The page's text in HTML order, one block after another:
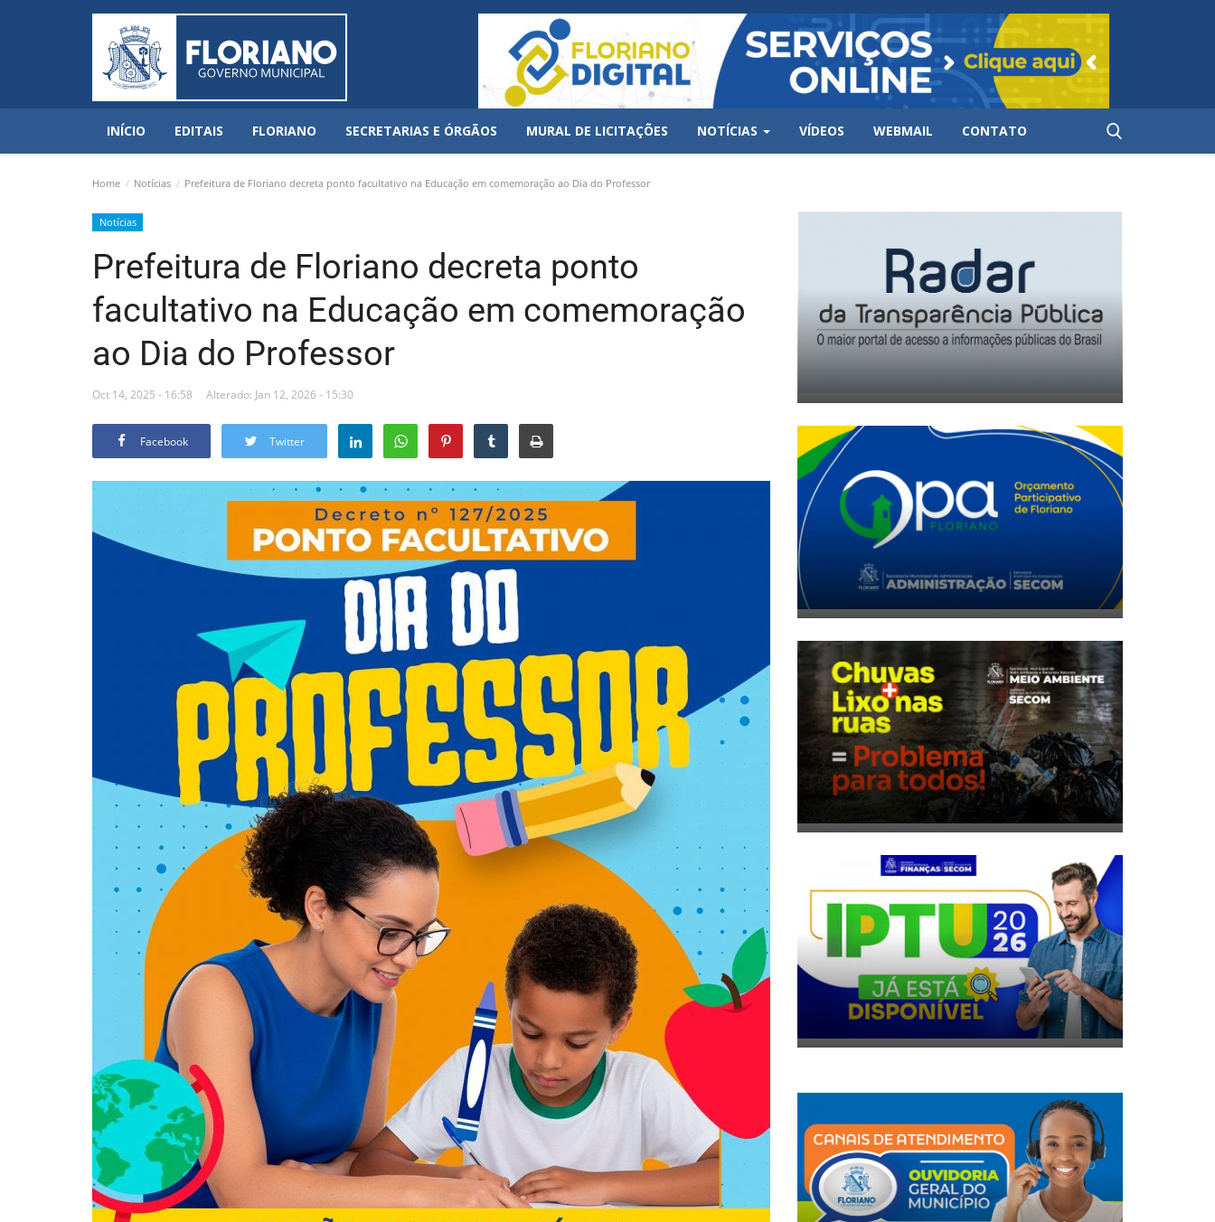
INÍCIO EDITAIS FLORIANO SECRETARIAS E ÓRGÃOS MURAL DE LICITAÇÕES NOTÍCIAS VÍDEOS WEBMAIL CONTATO
Home Notícias Prefeitura de Floriano decreta ponto facultativo na Educação em comemoração ao Dia do Professor
Notícias
Prefeitura de Floriano decreta ponto
facultativo na Educação em comemoração
ao Dia do Professor
Oct 14, 2025 - 16:58 Alterado: Jan 12, 2026 - 15:30
Facebook Twitter